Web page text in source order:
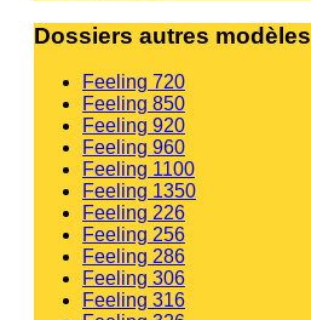
Dossiers autres modèles
Feeling 720
Feeling 850
Feeling 920
Feeling 960
Feeling 1100
Feeling 1350
Feeling 226
Feeling 256
Feeling 286
Feeling 306
Feeling 316